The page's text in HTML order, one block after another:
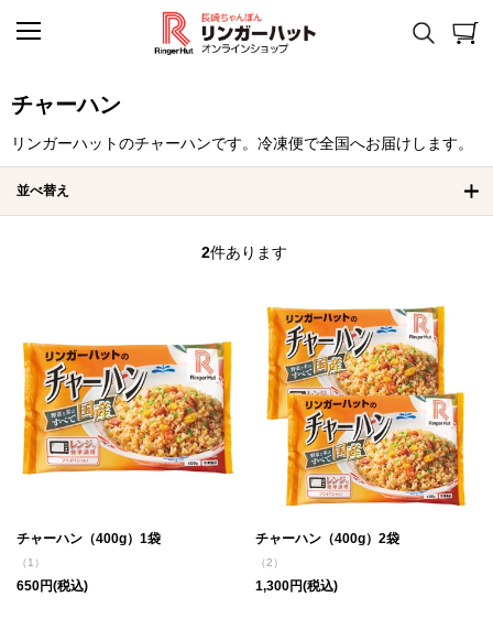
チャーハン
リンガーハットのチャーハンです。冷凍便で全国へお届けします。
並べ替え
2件あります
チャーハン（400g）1袋
（1）
650円(税込)
チャーハン（400g）2袋
（2）
1,300円(税込)